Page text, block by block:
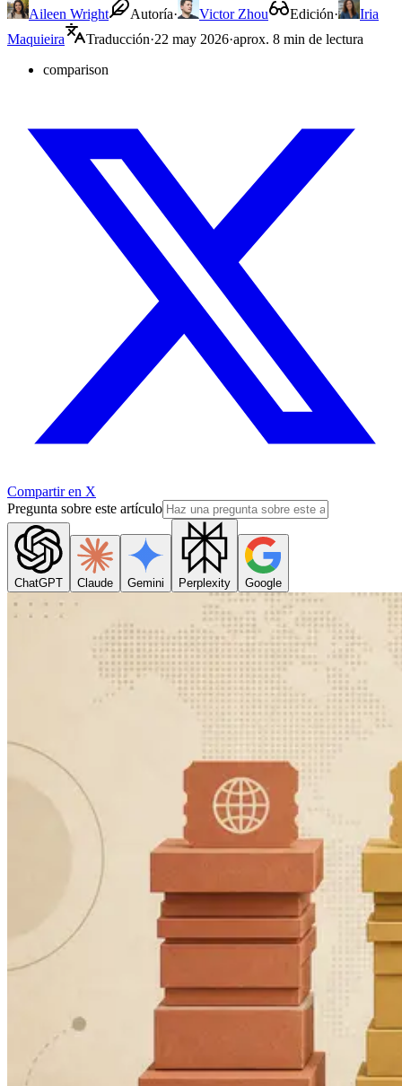
Aileen Wright Autoría· Victor Zhou Edición·
Iria
Maquieira
Traducción·22 may 2026·aprox. 8 min de lectura
comparison
Compartir en X
Pregunta sobre este artículo
ChatGPT Claude Gemini Perplexity Google